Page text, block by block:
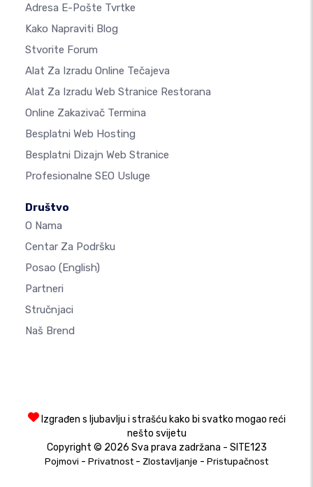
Adresa E-Pošte Tvrtke
Kako Napraviti Blog
Stvorite Forum
Alat Za Izradu Online Tečajeva
Alat Za Izradu Web Stranice Restorana
Online Zakazivač Termina
Besplatni Web Hosting
Besplatni Dizajn Web Stranice
Profesionalne SEO Usluge
Društvo
O Nama
Centar Za Podršku
Posao (English)
Partneri
Stručnjaci
Naš Brend
Izgrađen s ljubavlju i strašću kako bi svatko mogao reći
nešto svijetu
Copyright © 2026 Sva prava zadržana - SITE123
Pojmovi - Privatnost - Zlostavljanje - Pristupačnost